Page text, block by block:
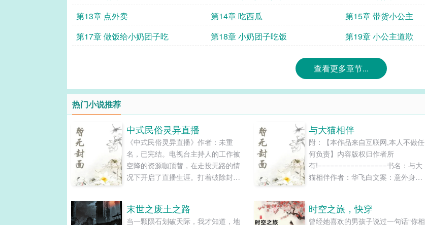
第13章 点外卖
第14章 吃西瓜 第15章 带货小公主
第17章 做饭给小奶团子吃
第18章 小奶团子吃饭 第19章 小公主道歉
查看更多章节...
热门小说推荐
中式民俗灵异直播
《中式民俗灵异直播》作者：未重
名，已完结。电视台主持人的工作被
空降的资源咖顶替，在走投无路的情
况下开启了直播生涯。打着破除封建
与大猫相伴
附：【本作品来自互联网,本人不做任
何负责】内容版权归作者所
有!=================书名：与大
猫相伴作者：华飞白文案：意外身亡
或者像是又一次生命旅程的开始。当
末世之废土之路
当一颗陨石划破天际，我才知道，地
时空之旅，快穿
曾经她喜欢的男孩子说过一句话“你相